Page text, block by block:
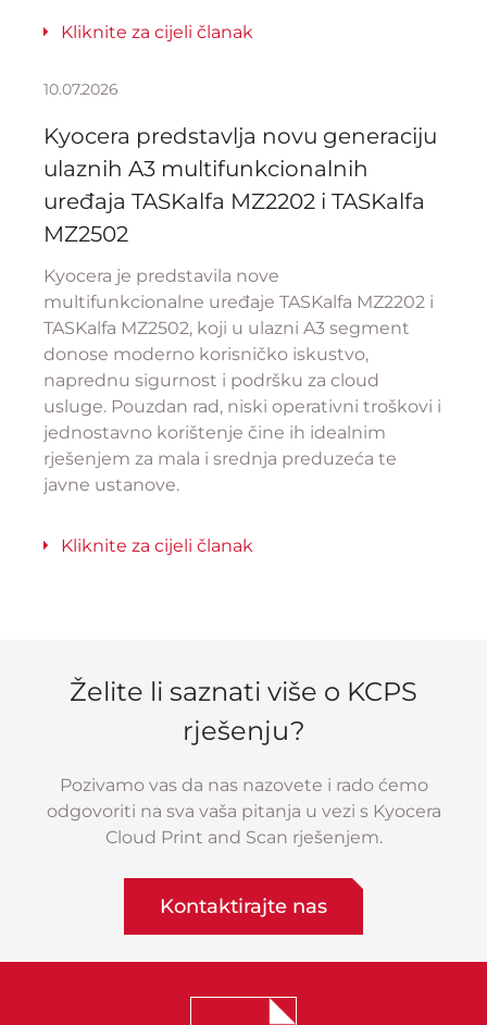
Kliknite za cijeli članak
10.07.2026
Kyocera predstavlja novu generaciju
ulaznih A3 multifunkcionalnih
uređaja TASKalfa MZ2202 i TASKalfa
MZ2502
Kyocera je predstavila nove
multifunkcionalne uređaje TASKalfa MZ2202 i
TASKalfa MZ2502, koji u ulazni A3 segment
donose moderno korisničko iskustvo,
naprednu sigurnost i podršku za cloud
usluge. Pouzdan rad, niski operativni troškovi i
jednostavno korištenje čine ih idealnim
rješenjem za mala i srednja preduzeća te
javne ustanove.
Kliknite za cijeli članak
Želite li saznati više o KCPS
rješenju?
Pozivamo vas da nas nazovete i rado ćemo
odgovoriti na sva vaša pitanja u vezi s Kyocera
Cloud Print and Scan rješenjem.
Kontaktirajte nas